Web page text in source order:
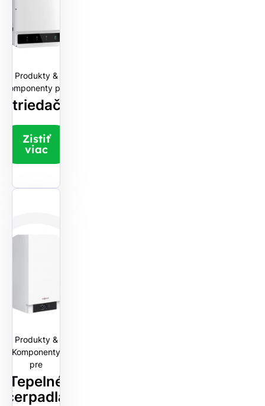
Produkty &
Komponenty pre
Striedače
Zistiť
viac
Produkty &
Komponenty
pre
Tepelné
čerpadlá